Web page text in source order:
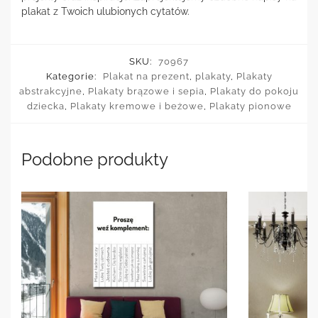
plakat z Twoich ulubionych cytatów.
SKU:
70967
Kategorie:
Plakat na prezent plakaty, Plakaty
abstrakcyjne
Plakaty brązowe i sepia
Plakaty do pokoju
dziecka
Plakaty kremowe i beżowe Plakaty pionowe
Podobne produkty